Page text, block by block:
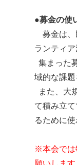
●募金の使
募金は、
ランティ
集まった
域的な課
また、大
て積み立
るために使
※本会では
願いします